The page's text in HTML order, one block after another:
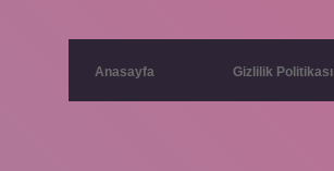
Anasayfa Gizlilik Politikası